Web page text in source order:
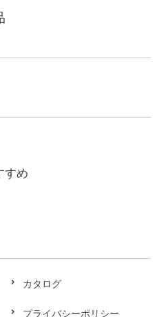
カタログ
プライバシーポリシー
すめ